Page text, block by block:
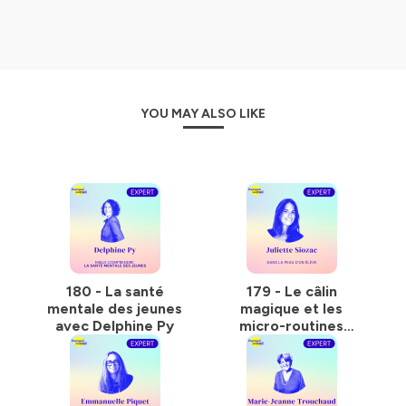
un burnout (santé mentale) et écouté sa petite voix qui
lui disait... stop à cette vie. Elle a fait elle même une
métamorphose en se lançant dans une reconversion
après son burnout, pour devenir une experte en
développement personnel.
Experte du développement personnel et en santé
mental sa raison d'être :
POURQUOI : Encourager chacun à oser (enfin) écouter
sa petite voix, arrêter d’attendre et se dire Pourquoi pas
YOU MAY ALSO LIKE
180 - La santé
mentale des jeunes
avec Delphine Py
179 - Le câlin
magique et les
micro-routines
bien-être avec
Juliette Siozac